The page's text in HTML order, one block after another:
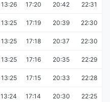
13:26 17:20 20:42 22:31
13:25 17:19 20:39 22:30
13:25 17:18 20:37 22:30
13:25 17:16 20:35 22:29
13:25 17:15 20:33 22:28
13:24 17:14 20:30 22:25